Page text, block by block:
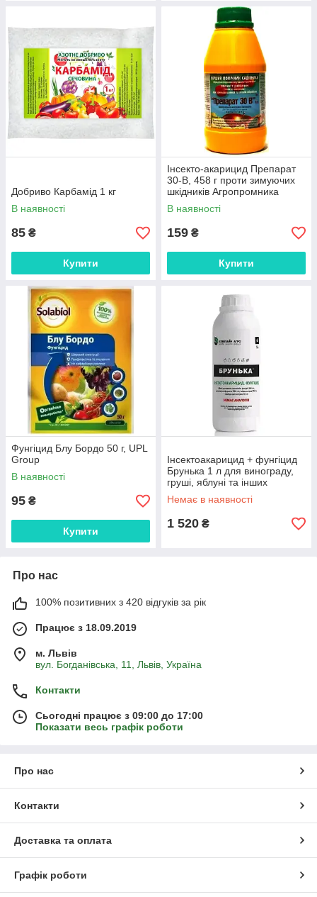
Добриво Карбамід 1 кг
В наявності
85 ₴
Купити
Інсекто-акарицид Препарат
30-В, 458 г проти зимуючих
шкідників Агропромника
В наявності
159 ₴
Купити
Фунгіцид Блу Бордо 50 г, UPL
Group
В наявності
95 ₴
Купити
Інсектоакарицид + фунгіцид
Брунька 1 л для винограду,
груші, яблуні та інших
плодових
Немає в наявності
1 520 ₴
Про нас
100% позитивних з 420 відгуків за рік
Працює з 18.09.2019
м. Львів
вул. Богданівська, 11, Львів, Україна
Контакти
Сьогодні працює з 09:00 до 17:00
Показати весь графік роботи
Про нас
Контакти
Доставка та оплата
Графік роботи